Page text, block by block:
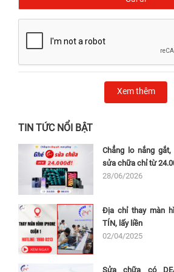
Địa chỉ thay camera iPhone
TP. Hồ Chí Minh
1. Thời gian và chi phí dịch vụ tại
Laptop 24h
Bệnh Viện Điện Thoại, Laptop 24h
Xem thêm
TIN TỨC NỔI BẬT
Chẳng lo nắng
sửa chữa chỉ từ
28/06/2026
Địa chỉ thay màn
TÍN, lấy liền
02/04/2025
Sửa chữa có